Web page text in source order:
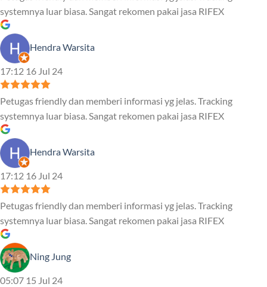
systemnya luar biasa. Sangat rekomen pakai jasa RIFEX
Hendra Warsita
17:12 16 Jul 24
Petugas friendly dan memberi informasi yg jelas. Tracking
systemnya luar biasa. Sangat rekomen pakai jasa RIFEX
Hendra Warsita
17:12 16 Jul 24
Petugas friendly dan memberi informasi yg jelas. Tracking
systemnya luar biasa. Sangat rekomen pakai jasa RIFEX
Ning Jung
05:07 15 Jul 24